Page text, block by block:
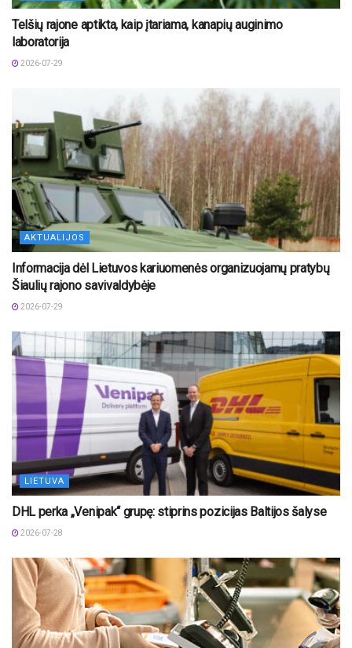
Telšių rajone aptikta, kaip įtariama, kanapių auginimo
laboratorija
2026-07-29
AKTUALIJOS
Informacija dėl Lietuvos kariuomenės organizuojamų pratybų
Šiaulių rajono savivaldybėje
2026-07-29
LIETUVA
DHL perka „Venipak“ grupę: stiprins pozicijas Baltijos šalyse
2026-07-28